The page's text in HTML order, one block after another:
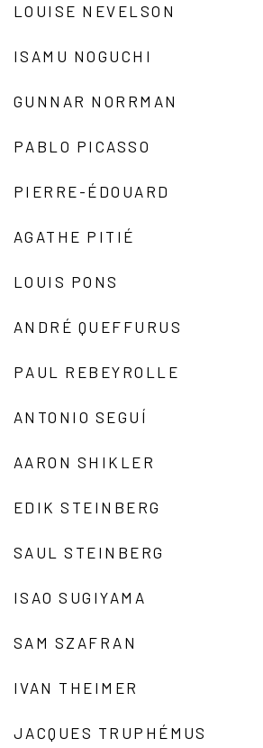
LOUISE NEVELSON
ISAMU NOGUCHI
GUNNAR NORRMAN
PABLO PICASSO
PIERRE-ÉDOUARD
AGATHE PITIÉ
LOUIS PONS
ANDRÉ QUEFFURUS
PAUL REBEYROLLE
ANTONIO SEGUÍ
AARON SHIKLER
EDIK STEINBERG
SAUL STEINBERG
ISAO SUGIYAMA
SAM SZAFRAN
IVAN THEIMER
JACQUES TRUPHÉMUS